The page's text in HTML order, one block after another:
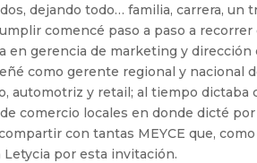
dejando todo… familia, carrera, un
comencé paso a paso a
en gerencia de marketing y
como gerente regional y nacional
automotriz y retail; al tiempo dictaba
de comercio locales en donde dicté
con tantas MEYCE que,
Letycia por esta invitación.